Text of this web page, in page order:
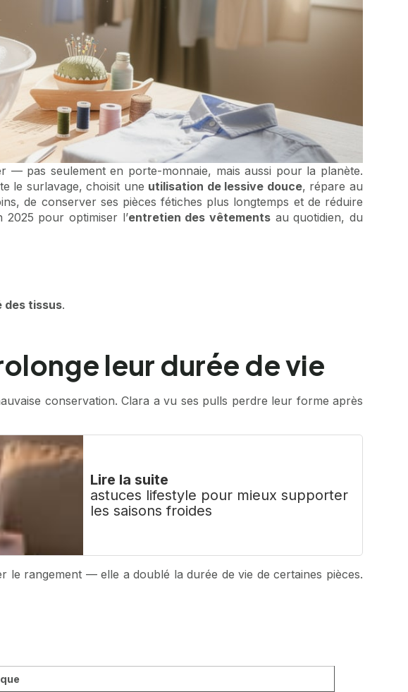
— pas seulement en porte-monnaie, mais aussi pour la planète.
le surlavage, choisit une utilisation de lessive douce, répare au
de conserver ses pièces fétiches plus longtemps et de réduire
2025 pour optimiser l’entretien des vêtements au quotidien, du
des tissus.
leur durée de vie
conservation. Clara a vu ses pulls perdre leur forme après
Lire la suite
astuces lifestyle pour mieux supporter
les saisons froides
le rangement — elle a doublé la durée de vie de certaines pièces.